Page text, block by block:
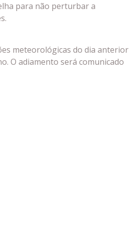
para não perturbar a
meteorológicas do dia anterior
O adiamento será comunicado